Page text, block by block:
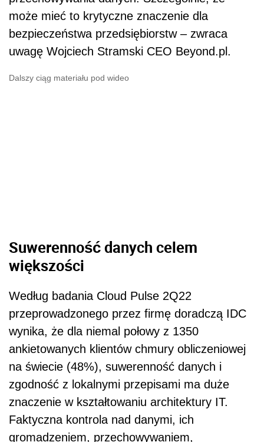
może mieć to krytyczne znaczenie dla
bezpieczeństwa przedsiębiorstw – zwraca
uwagę Wojciech Stramski CEO Beyond.pl.
Dalszy ciąg materiału pod wideo
Suwerenność danych celem
większości
Według badania Cloud Pulse 2Q22
przeprowadzonego przez firmę doradczą IDC
wynika, że dla niemal połowy z 1350
ankietowanych klientów chmury obliczeniowej
na świecie (48%), suwerenność danych i
zgodność z lokalnymi przepisami ma duże
znaczenie w kształtowaniu architektury IT.
Faktyczna kontrola nad danymi, ich
gromadzeniem, przechowywaniem,